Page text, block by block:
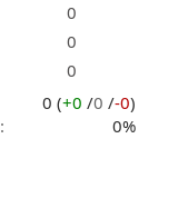
0
0
0
0 (+0 /0 /-0)
0%